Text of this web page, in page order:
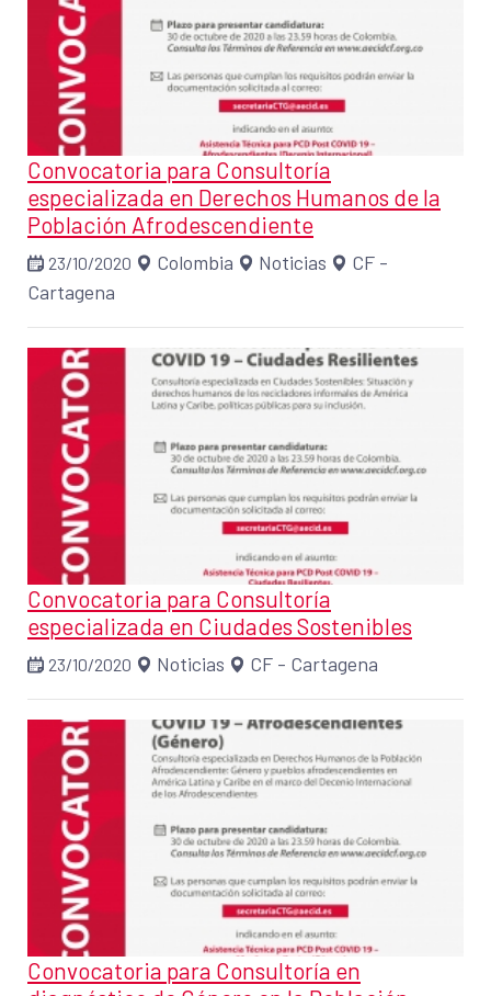
Convocatoria para Consultoría
especializada en Derechos Humanos de la
Población Afrodescendiente
23/10/2020 Colombia Noticias
CF -
Cartagena
Convocatoria para Consultoría
especializada en Ciudades Sostenibles
23/10/2020 Noticias CF - Cartagena
Convocatoria para Consultoría en